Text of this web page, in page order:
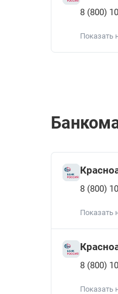
8 (800)
Показать
8 (800)
Показать
8 (800)
Показать